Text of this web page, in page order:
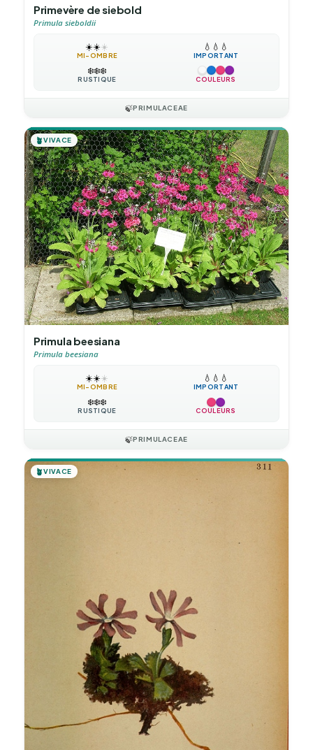
Primevère de siebold
Primula sieboldii
☀️☀️☀️
MI-OMBRE
💧 💧 💧
IMPORTANT
❄️❄️❄️
RUSTIQUE COULEURS
🍃PRIMULACEAE
🪴VIVACE
Primula beesiana
Primula beesiana
☀️☀️☀️
MI-OMBRE
💧 💧 💧
IMPORTANT
❄️❄️❄️
RUSTIQUE COULEURS
🍃PRIMULACEAE
🪴VIVACE